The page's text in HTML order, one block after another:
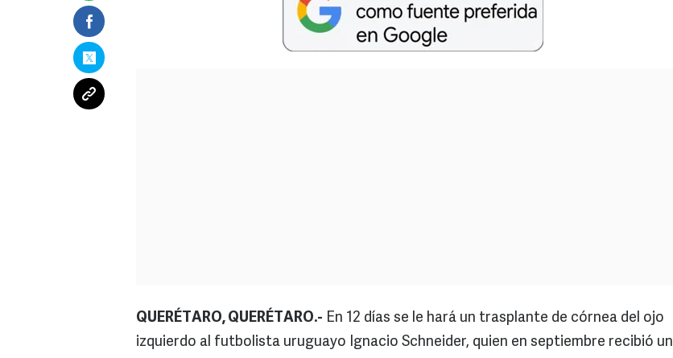
QUERÉTARO, QUERÉTARO.- En 12 días se le hará un trasplante de córnea del ojo
izquierdo al futbolista uruguayo Ignacio Schneider, quien en septiembre recibió un